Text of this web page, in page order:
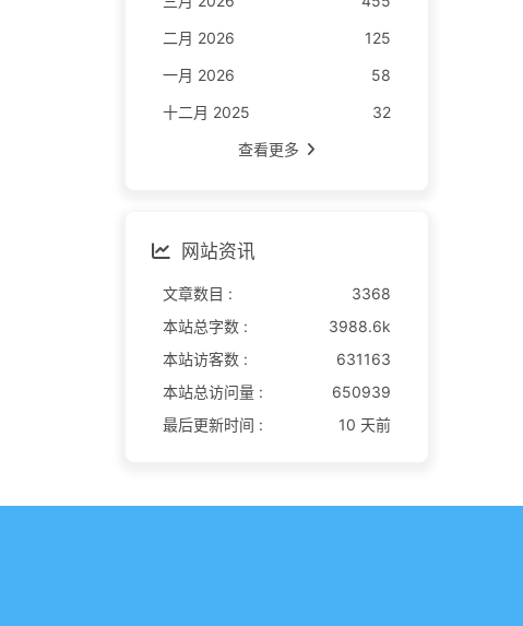
二月 2026
125
一月 2026
58
十二月 2025
32
查看更多
网站资讯
文章数目 :
3368
本站总字数 :
3988.6k
本站访客数 :
631163
本站总访问量 :
650939
最后更新时间 :
10 天前